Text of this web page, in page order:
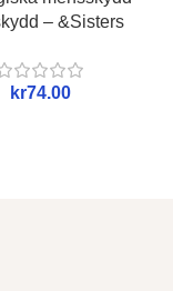
– &Sisters
kr